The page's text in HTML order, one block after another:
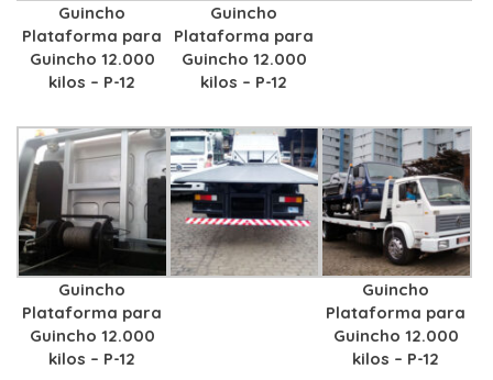
Guincho
Plataforma para
Guincho 12.000
kilos – P-12
Guincho
Plataforma para
Guincho 12.000
kilos – P-12
Guincho
Plataforma para
Guincho 12.000
kilos – P-12
Guincho
Plataforma para
Guincho 12.000
kilos – P-12